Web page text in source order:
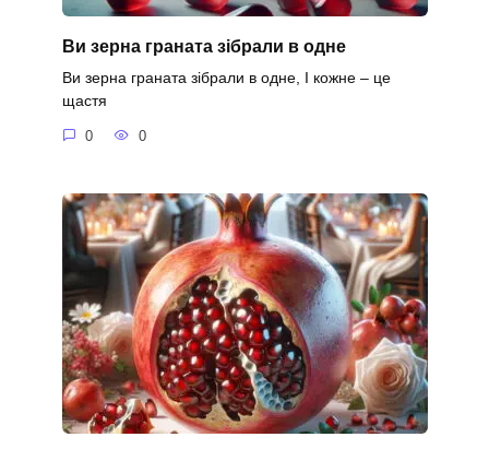
Ви зерна граната зібрали в одне
Ви зерна граната зібрали в одне, І кожне – це
щастя
0 0